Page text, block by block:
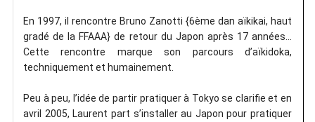
En 1997, il rencontre Bruno Zanotti {6ème dan aïkikai, haut
gradé de la FFAAA} de retour du Japon après 17 années…
Cette rencontre marque son parcours d’aïkidoka,
techniquement et humainement.
Peu à peu, l’idée de partir pratiquer à Tokyo se clarifie et en
avril 2005, Laurent part s’installer au Japon pour pratiquer